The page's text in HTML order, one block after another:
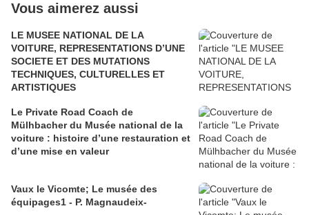
Vous aimerez aussi
LE MUSEE NATIONAL DE LA
VOITURE, REPRESENTATIONS D’UNE
SOCIETE ET DES MUTATIONS
TECHNIQUES, CULTURELLES ET
ARTISTIQUES
Le Private Road Coach de
Mülhbacher du Musée national de la
voiture : histoire d’une restauration et
d’une mise en valeur
Vaux le Vicomte; Le musée des
équipages1 - P. Magnaudeix-